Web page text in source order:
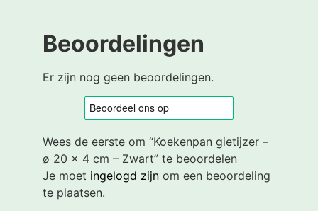
Beoordelingen
Er zijn nog geen beoordelingen.
Wees de eerste om “Koekenpan gietijzer –
ø 20 x 4 cm – Zwart” te beoordelen
Je moet ingelogd zijn om een beoordeling
te plaatsen.